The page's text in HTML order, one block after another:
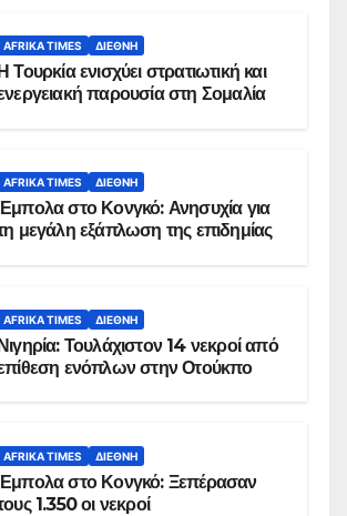
AFRIKA TIMES ΔΙΕΘΝΉ
Η Τουρκία ενισχύει στρατιωτική και
παρουσία στη Σομαλία
AFRIKA TIMES ΔΙΕΘΝΉ
στο Κονγκό: Ανησυχία για
μεγάλη εξάπλωση της επιδημίας
AFRIKA TIMES ΔΙΕΘΝΉ
Τουλάχιστον 14 νεκροί από
ενόπλων στην Οτούκπο
AFRIKA TIMES ΔΙΕΘΝΉ
στο Κονγκό: Ξεπέρασαν
1.350 οι νεκροί